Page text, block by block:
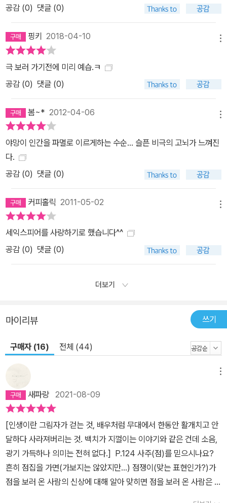
공감 (0) 댓글 (0)
핑키 2018-04-10
극 보러 가기전에 미리 예습.ㅋ
공감 (0) 댓글 (0)
봄~* 2012-04-06
야망이 인간을 파멸로 이르게하는 수순... 슬픈 비극의 고뇌가 느껴진
다.
공감 (0) 댓글 (0)
커피홀릭 2011-05-02
세익스피어를 사랑하기로 했습니다^^
공감 (0) 댓글 (0)
더보기
마이리뷰 쓰기
구매자 (16) 전체 (44)
새파랑 2021-08-09
[인생이란 그림자가 걷는 것, 배우처럼 무대에서 한동안 활개치고 안
달하다 사라져버리는 것. 백치가 지껄이는 이야기와 같은 건데 소음,
광기 가득하나 의미는 전혀 없다.] P.124 사주(점)를 믿으시나요?
흔히 점집을 가면(가보지는 않았지만...) 점쟁이(맞는 표현인가?)가
점을 보러 온 사람의 신상에 대해 알아 맞히면 점을 보러 온 사람은 신